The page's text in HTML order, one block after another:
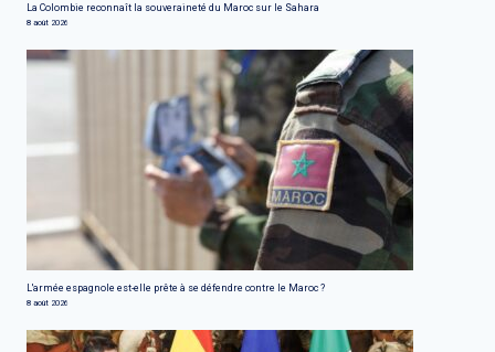
La Colombie reconnaît la souveraineté du Maroc sur le Sahara
8 août 2026
L'armée espagnole est-elle prête à se défendre contre le Maroc ?
8 août 2026